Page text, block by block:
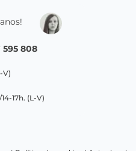
595 808
V)
17h. (L-V)